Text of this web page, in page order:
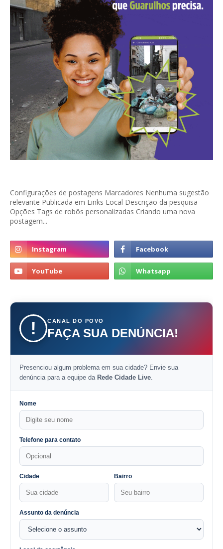
Configurações de postagens Marcadores Nenhuma sugestão
relevante Publicada em Links Local Descrição da pesquisa
Opções Tags de robôs personalizadas Criando uma nova
postagem...
! CANAL DO POVO
FAÇA SUA DENÚNCIA!
Presenciou algum problema em sua cidade? Envie sua
denúncia para a equipe da Rede Cidade Live
Nome
Telefone para contato
Cidade Bairro
Assunto da denúncia